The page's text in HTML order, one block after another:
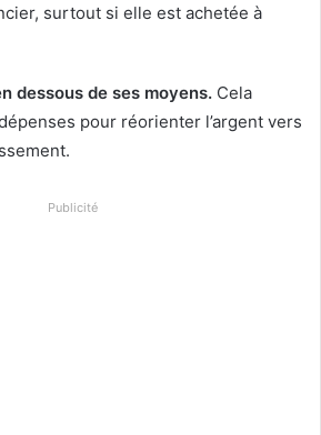
surtout si elle est achetée à
dessous de ses moyens. Cela
pour réorienter l’argent vers
Publicité